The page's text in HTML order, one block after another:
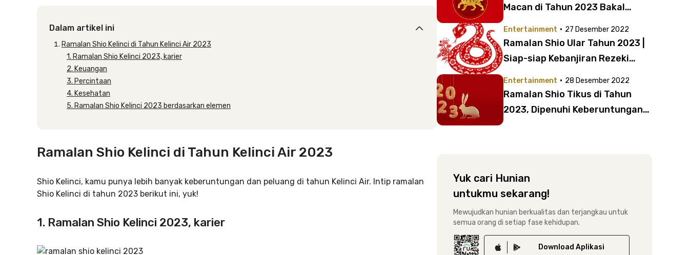
Dalam artikel ini
Ramalan Shio Kelinci di Tahun Kelinci Air 2023
1. Ramalan Shio Kelinci 2023, karier
2. Keuangan
3. Percintaan
4. Kesehatan
5. Ramalan Shio Kelinci 2023 berdasarkan elemen
Ramalan Shio Kelinci di Tahun Kelinci Air 2023
Shio Kelinci, kamu punya lebih banyak keberuntungan dan peluang di tahun Kelinci Air. Intip ramalan
Shio Kelinci di tahun 2023 berikut ini, yuk!
1. Ramalan Shio Kelinci 2023, karier
Macan di Tahun 2023 Bakal
Entertainment · 27 Desember 2022
Ramalan Shio Ular Tahun 2023 |
Siap-siap Kebanjiran Rezeki
Entertainment · 28 Desember 2022
Ramalan Shio Tikus di Tahun
2023, Dipenuhi Keberuntungan
Yuk cari Hunian
untukmu sekarang!
Mewujudkan hunian berkualitas dan terjangkau untuk
semua orang di setiap fase kehidupan.
Download Aplikasi